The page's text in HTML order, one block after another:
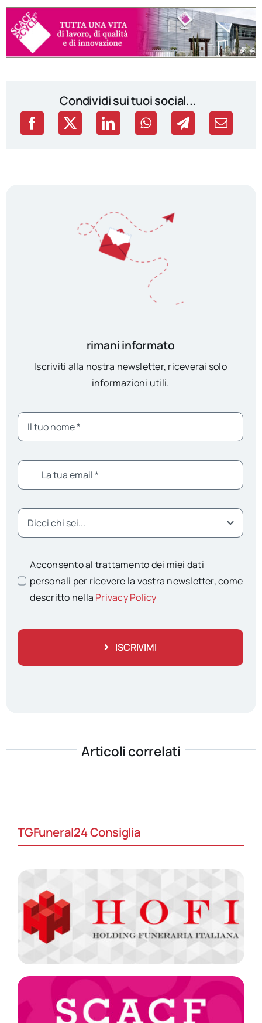
Condividi sui tuoi social...
rimani informato
Iscriviti alla nostra newsletter, riceverai solo
informazioni utili.
Acconsento al trattamento dei miei dati
personali per ricevere la vostra newsletter, come
descritto nella Privacy Policy
ISCRIVIMI
Articoli correlati
TGFuneral24 Consiglia